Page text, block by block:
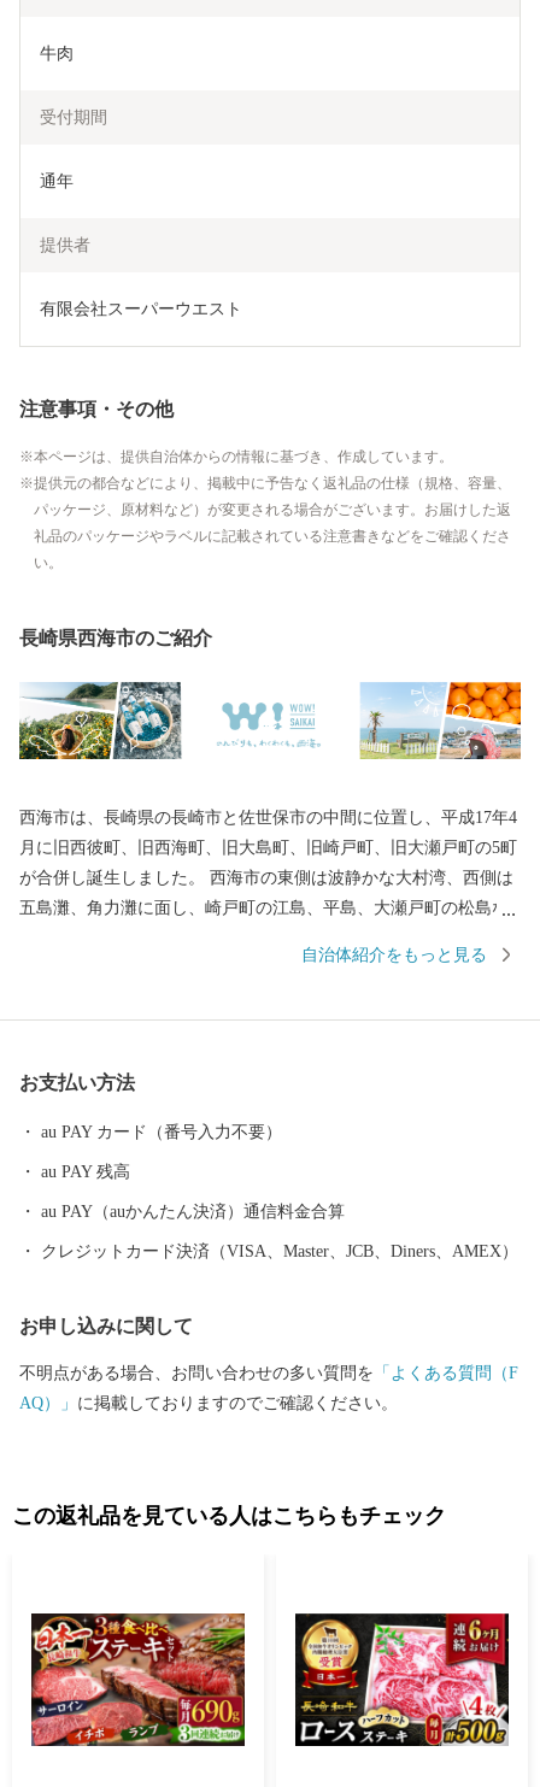
牛肉
受付期間
通年
提供者
有限会社スーパーウエスト
注意事項・その他
本ページは、提供自治体からの情報に基づき、作成しています。
提供元の都合などにより、掲載中に予告なく返礼品の仕様（規格、容量、
パッケージ、原材料など）が変更される場合がございます。お届けした返
礼品のパッケージやラベルに記載されている注意書きなどをご確認くださ
い。
長崎県西海市のご紹介
西海市は、長崎県の長崎市と佐世保市の中間に位置し、平成17年4
月に旧西彼町、旧西海町、旧大島町、旧崎戸町、旧大瀬戸町の5町
が合併し誕生しました。 西海市の東側は波静かな大村湾、西側は
五島灘、角力灘に面し、崎戸町の江島、平島、大瀬戸町の松島な
園、西彼杵半島県立公園の３つの自然公園の指定区域があり、美
キ」など、四季折々の旬の食材に恵まれています。甘くとろける
自治体紹介をもっと見る
お支払い方法
au PAY カード（番号入力不要）
au PAY 残高
au PAY（auかんたん決済）通信料金合算
クレジットカード決済（VISA、Master、JCB、Diners、AMEX）
お申し込みに関して
不明点がある場合、お問い合わせの多い質問を 「よくある質問（F
AQ）」 に掲載しておりますのでご確認ください。
この返礼品を見ている人はこちらもチェック